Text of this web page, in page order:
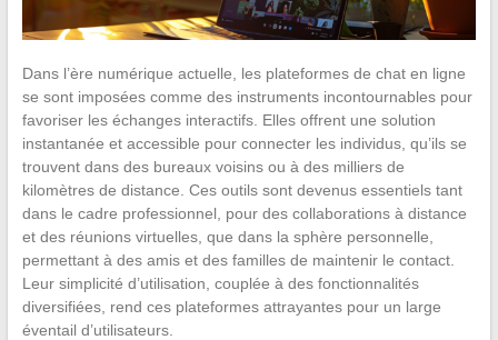
Dans l’ère numérique actuelle, les plateformes de chat en ligne
se sont imposées comme des instruments incontournables pour
favoriser les échanges interactifs. Elles offrent une solution
instantanée et accessible pour connecter les individus, qu’ils se
trouvent dans des bureaux voisins ou à des milliers de
kilomètres de distance. Ces outils sont devenus essentiels tant
dans le cadre professionnel, pour des collaborations à distance
et des réunions virtuelles, que dans la sphère personnelle,
permettant à des amis et des familles de maintenir le contact.
Leur simplicité d’utilisation, couplée à des fonctionnalités
diversifiées, rend ces plateformes attrayantes pour un large
éventail d’utilisateurs.